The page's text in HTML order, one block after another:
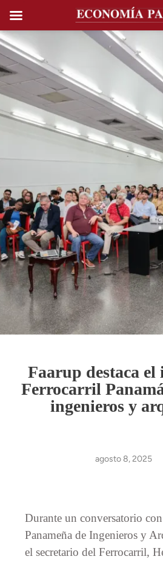
Faarup destaca el
Ferrocarril
ingenieros y
agosto 8, 2025
Durante un conversatorio
Panameña de Ingenieros y
el secretario del Ferrocarril,